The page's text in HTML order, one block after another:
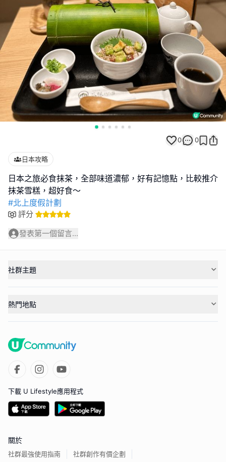
0 0
日本攻略
日本之旅必食抹茶，全部味道濃郁，好有記憶點，比較推介
#北上度假計劃
評分
發表第一個留言...
社群主題
熱門地點
下載 U Lifestyle應用程式
關於
社群最強使用指南 社群創作有價企劃